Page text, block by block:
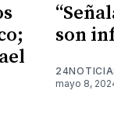
son
mayo 8,